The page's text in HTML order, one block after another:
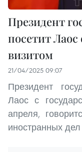
Президент
посетит Лаос
визитом
21/04/2025 09:07
Президент
Лаос с
апреля,
иностранных